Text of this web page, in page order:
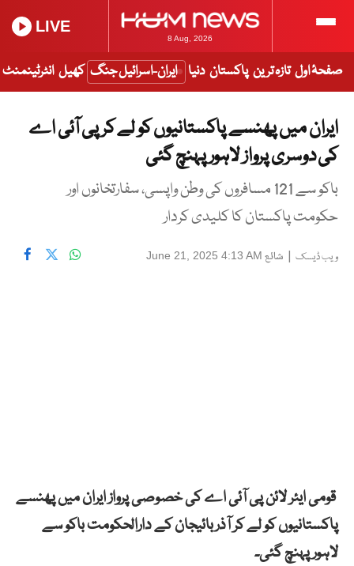
8 Aug, 2026
LIVE
صفحۂ اول تازہ ترین پاکستان دنیا ایران-اسرائیل جنگ کھیل انٹرٹینمنٹ
ایران میں پھنسے پاکستانیوں کو لے کر پی آئی اے
کی دوسری پرواز لاہور پہنچ گئی
باکو سے 121 مسافروں کی وطن واپسی، سفارتخانوں اور
حکومت پاکستان کا کلیدی کردار
ویب ڈیسک | شائع June 21, 2025 4:13 AM
قومی ایئر لائن پی آئی اے کی خصوصی پرواز ایران میں پھنسے
پاکستانیوں کو لے کر آذربائیجان کے دارالحکومت باکو سے
لاہور پہنچ گئی۔